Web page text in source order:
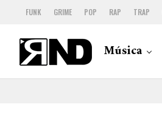
FUNK GRIME POP RAP TRAP
Música